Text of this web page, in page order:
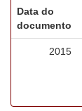
Data do
documento
2015